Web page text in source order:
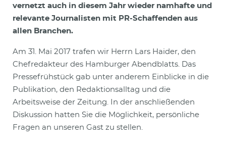
vernetzt auch in diesem Jahr wieder namhafte und
relevante Journalisten mit PR-Schaffenden aus
allen Branchen.
Am 31. Mai 2017 trafen wir Herrn Lars Haider, den
Chefredakteur des Hamburger Abendblatts. Das
Pressefrühstück gab unter anderem Einblicke in die
Publikation, den Redaktionsalltag und die
Arbeitsweise der Zeitung. In der anschließenden
Diskussion hatten Sie die Möglichkeit, persönliche
Fragen an unseren Gast zu stellen.